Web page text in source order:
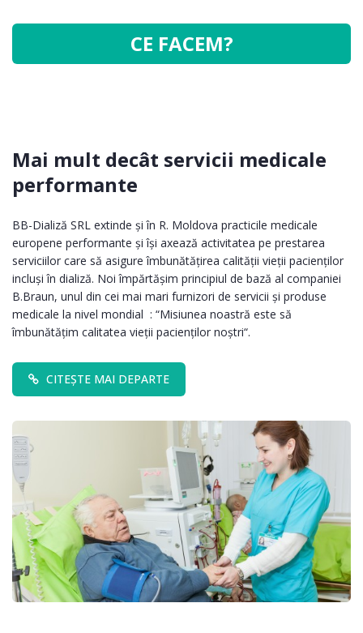
CE FACEM?
Mai mult decât servicii medicale
performante
BB-Dializă SRL extinde și în R. Moldova practicile medicale
europene performante și își axează activitatea pe prestarea
serviciilor care să asigure îmbunătățirea calității vieții pacienților
incluși în dializă. Noi împărtășim principiul de bază al companiei
B.Braun, unul din cei mai mari furnizori de servicii și produse
medicale la nivel mondial : “Misiunea noastră este să
îmbunătăţim calitatea vieţii pacienţilor noştri“.
CITEȘTE MAI DEPARTE